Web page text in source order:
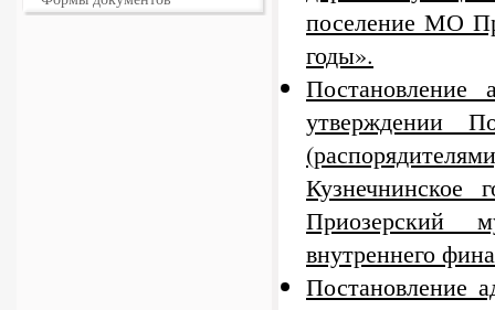
поселение МО
годы».
утверждении
Кузнечнинское
Приозерский
внутреннего
Постановление